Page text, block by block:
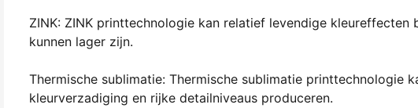
ZINK: ZINK printtechnologie kan relatief levendige
kunnen lager zijn.
Thermische sublimatie: Thermische sublimatie printtechnologie
kleurverzadiging en rijke detailniveaus produceren.